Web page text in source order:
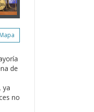
de
ya
no